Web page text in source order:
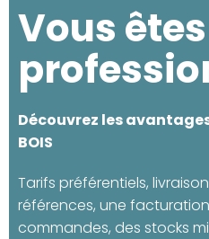
Vous
Découvrez les
BOIS
Tarifs préférentiels,
références, une
commandes, des stocks